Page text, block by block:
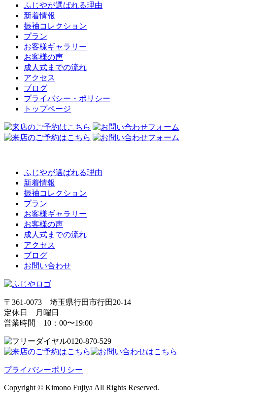
ふじやが選ばれる理由
新着情報
振袖コレクション
プラン
お客様ギャラリー
お客様の声
成人式までの流れ
アクセス
ブログ
プライバシー・ポリシー
トップページ
ふじやが選ばれる理由
新着情報
振袖コレクション
プラン
お客様ギャラリー
お客様の声
成人式までの流れ
アクセス
ブログ
お問い合わせ
〒361-0073 埼玉県行田市行田20-14
定休日 月曜日
営業時間 10：00〜19:00
0120-870-529
プライバシーポリシー
Copyright © Kimono Fujiya All Rights Reserved.